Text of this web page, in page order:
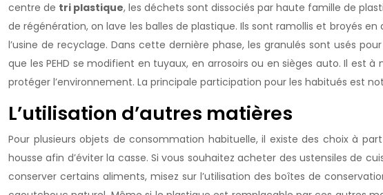
centre de tri plastique, les déchets sont dissociés par haute famille de
de régénération, on lave les balles de plastique. Ils sont ramollis et broyés
l’usine de recyclage. Dans cette dernière phase, les granulés sont usés
que les PEHD se modifient en tuyaux, en arrosoirs ou en sièges auto. Il
protéger l’environnement. La principale participation pour les habitués est
L’utilisation d’autres matières
Pour plusieurs objets de consommation habituelle, il existe des choix à
housse afin d’éviter la casse. Si vous souhaitez acheter des ustensiles de
conserver certains aliments, misez sur l’utilisation des boîtes de